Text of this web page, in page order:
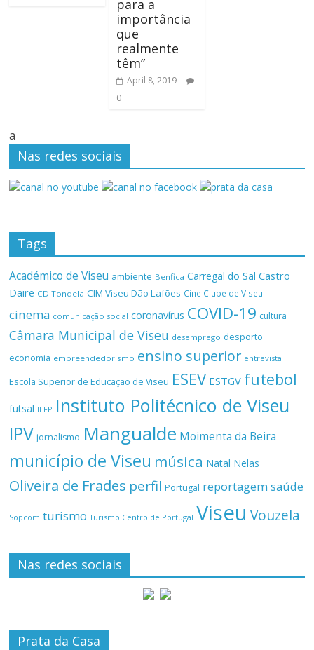
para a
importância
que
realmente
têm”
April 8, 2019
0
a
Nas redes sociais
Tags
Académico de Viseu ambiente Benfica Carregal do Sal Castro
Daire CD Tondela CIM Viseu Dão Lafões Cine Clube de Viseu
cinema comunicação social coronavírus COVID-19 cultura
Câmara Municipal de Viseu desemprego desporto
economia empreendedorismo ensino superior entrevista
Escola Superior de Educação de Viseu ESEV ESTGV futebol
futsal IEFP Instituto Politécnico de Viseu
IPV jornalismo Mangualde Moimenta da Beira
município de Viseu música Natal Nelas
Oliveira de Frades perfil Portugal reportagemsaúde
Sopcom turismo Turismo Centro de Portugal Viseu Vouzela
Nas redes sociais
Prata da Casa